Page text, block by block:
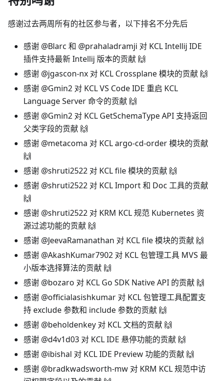
感谢过去两周所有的社区参与者，以下排名不分先后
感谢 @Blarc 和 @prahaladramji 对 KCL Intellij IDE
插件支持最新 Intellij 版本的贡献 🙌
感谢 @jgascon-nx 对 KCL Crossplane 模块的贡献 🙌
感谢 @Gmin2 对 KCL VS Code IDE 重启 KCL
Language Server 命令的贡献 🙌
感谢 @Gmin2 对 KCL GetSchemaType API 支持返回
父类字段的贡献 🙌
感谢 @metacoma 对 KCL argo-cd-order 模块的贡献
🙌
感谢 @shruti2522 对 KCL file 模块的贡献 🙌
感谢 @shruti2522 对 KCL Import 和 Doc 工具的贡献
🙌
感谢 @shruti2522 对 KRM KCL 规范 Kubernetes 资
源过滤功能的贡献 🙌
感谢 @JeevaRamanathan 对 KCL file 模块的贡献 🙌
感谢 @AkashKumar7902 对 KCL 包管理工具 MVS 最
小版本选择算法的贡献 🙌
感谢 @bozaro 对 KCL Go SDK Native API 的贡献 🙌
感谢 @officialasishkumar 对 KCL 包管理工具配置支
持 exclude 参数和 include 参数的贡献 🙌
感谢 @beholdenkey 对 KCL 文档的贡献 🙌
感谢 @d4v1d03 对 KCL IDE 悬停功能的贡献 🙌
感谢 @ibishal 对 KCL IDE Preview 功能的贡献 🙌
感谢 @bradkwadsworth-mw 对 KRM KCL 规范中访